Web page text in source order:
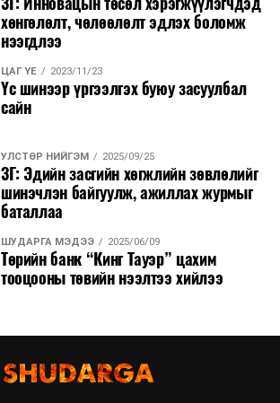
хөнгөлөлт, чөлөөлөлт эдлэх боломж
нээгдлээ
ЦАГ ҮЕ 2023/11/23
Үс шинээр үргээлгэх буюу засуулбал
сайн
УЛСТӨР НИЙГЭМ 2025/09/25
ЗГ: Эдийн засгийн хөгжлийн зөвлөлийг
шинэчлэн байгуулж, ажиллах журмыг
баталлаа
ШУДАРГА МЭДЭЭ 2025/06/09
Төрийн банк “Кинг Тауэр” цахим
тооцооны төвийн нээлтээ хийлээ